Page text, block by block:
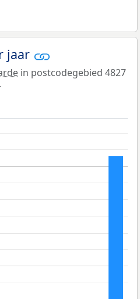
jaar
in postcodegebied 4827